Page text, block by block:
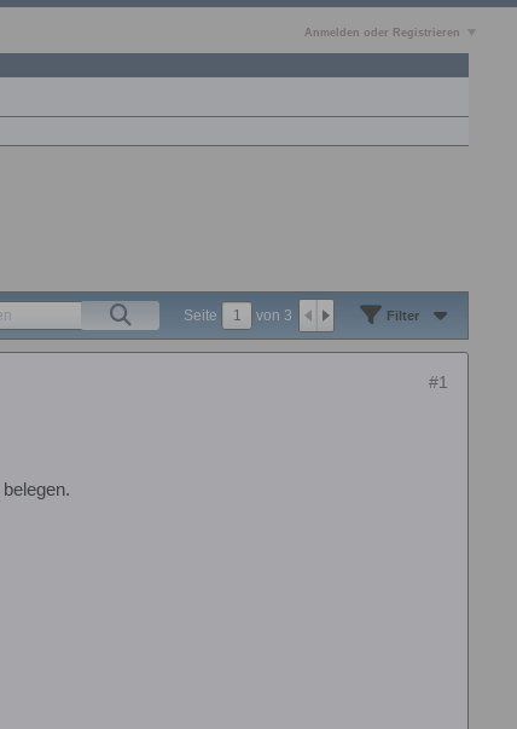
Anmelden oder Registrieren
Seite von 3 Filter
#1